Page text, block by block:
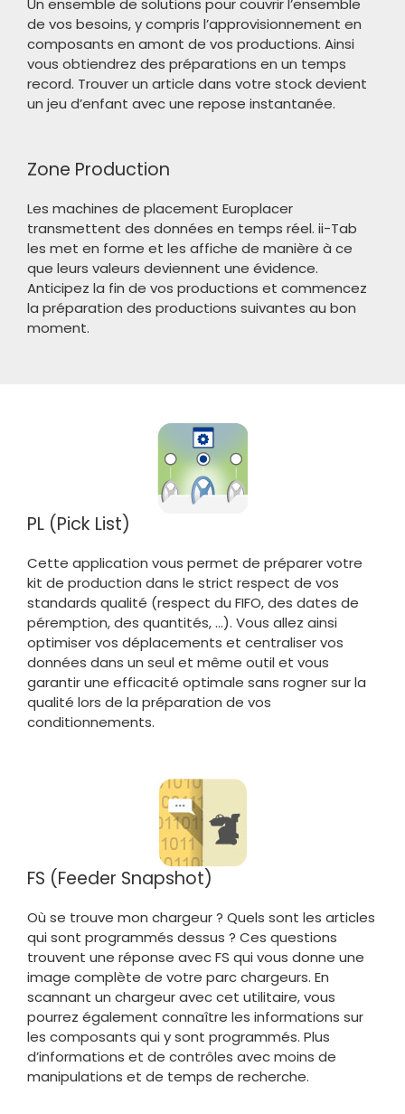
de vos besoins, y compris l’approvisionnement en
composants en amont de vos productions. Ainsi
vous obtiendrez des préparations en un temps
record. Trouver un article dans votre stock devient
un jeu d’enfant avec une repose instantanée.
Zone Production
Les machines de placement Europlacer
transmettent des données en temps réel. ii-Tab
les met en forme et les affiche de manière à ce
que leurs valeurs deviennent une évidence.
Anticipez la fin de vos productions et commencez
la préparation des productions suivantes au bon
moment.
PL (Pick List)
Cette application vous permet de préparer votre
kit de production dans le strict respect de vos
standards qualité (respect du FIFO, des dates de
péremption, des quantités, …). Vous allez ainsi
optimiser vos déplacements et centraliser vos
données dans un seul et même outil et vous
garantir une efficacité optimale sans rogner sur la
qualité lors de la préparation de vos
conditionnements.
FS (Feeder Snapshot)
Où se trouve mon chargeur ? Quels sont les articles
qui sont programmés dessus ? Ces questions
trouvent une réponse avec FS qui vous donne une
image complète de votre parc chargeurs. En
scannant un chargeur avec cet utilitaire, vous
pourrez également connaître les informations sur
les composants qui y sont programmés. Plus
d’informations et de contrôles avec moins de
manipulations et de temps de recherche.